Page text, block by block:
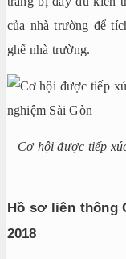
của nhà trường để
ghế nhà trường.
Cơ hội được tiếp
Hồ sơ liên thông
2018